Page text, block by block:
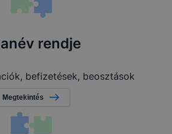
rendje
befizetések, beosztások
Megtekintés